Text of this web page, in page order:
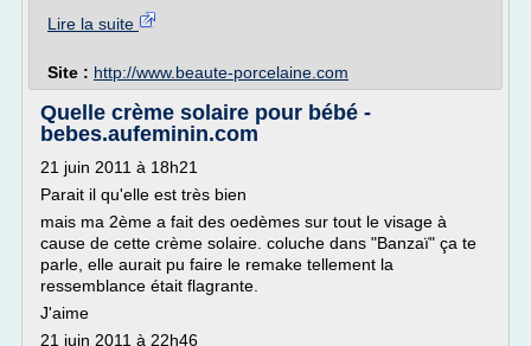
Lire la suite
Site : http://www.beaute-porcelaine.com
Quelle crème solaire pour bébé -
bebes.aufeminin.com
21 juin 2011 à 18h21
Parait il qu'elle est très bien
mais ma 2ème a fait des oedèmes sur tout le visage à
cause de cette crème solaire. coluche dans "Banzaï" ça te
parle, elle aurait pu faire le remake tellement la
ressemblance était flagrante.
J'aime
21 juin 2011 à 22h46